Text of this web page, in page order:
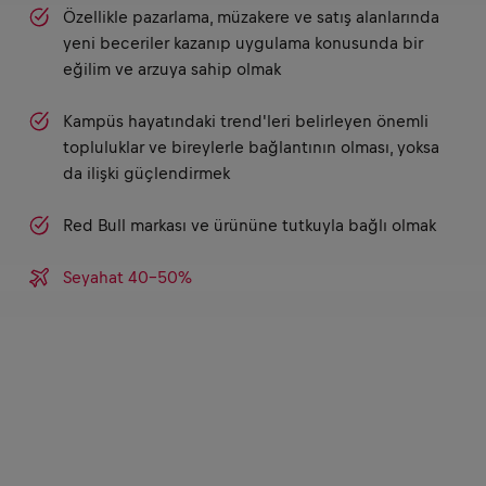
Özellikle pazarlama, müzakere ve satış alanlarında
yeni beceriler kazanıp uygulama konusunda bir
eğilim ve arzuya sahip olmak
Kampüs hayatındaki trend'leri belirleyen önemli
topluluklar ve bireylerle bağlantının olması, yoksa
da ilişki güçlendirmek
Red Bull markası ve ürününe tutkuyla bağlı olmak
Seyahat 40-50%